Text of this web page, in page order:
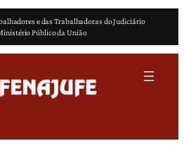
e das Trabalhadoras do Judiciário
Público da União